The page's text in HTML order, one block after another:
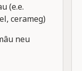
(e.e.
cerameg)
neu